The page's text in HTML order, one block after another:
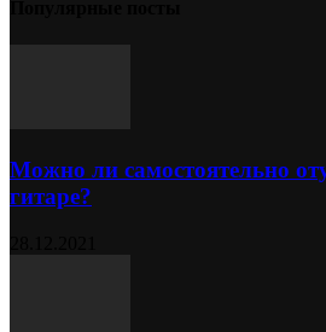
Можно ли самостоятельно
гитаре?